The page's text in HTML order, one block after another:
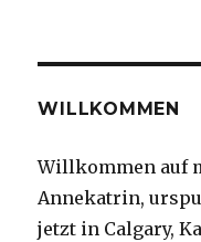
WILLKOMMEN
Willkommen auf
Annekatrin,
jetzt in Calgary,